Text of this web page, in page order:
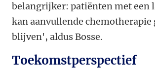
belangrijker: patiënten met een
kan aanvullende chemotherapie
blijven', aldus Bosse.
Toekomstperspectief